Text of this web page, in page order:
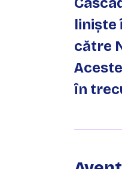
liniște
către
în